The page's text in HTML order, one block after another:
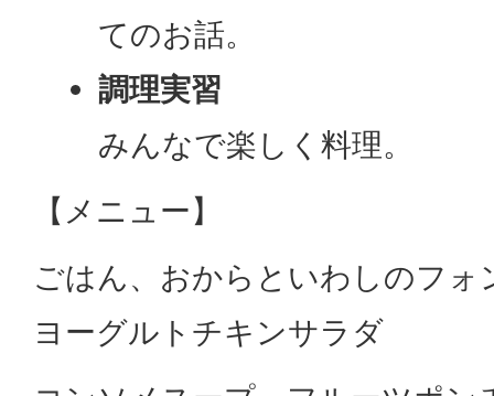
てのお話。
調理実習
みんなで楽しく料理。
【メニュー】
ごはん、おからといわしのフォ
ヨーグルトチキンサラダ